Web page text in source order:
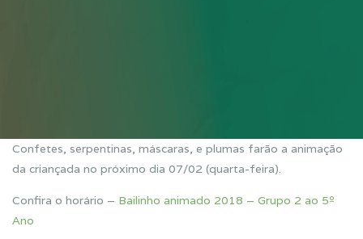
Confetes, serpentinas, máscaras, e plumas farão a animação
da criançada no próximo dia 07/02 (quarta-feira).
Confira o horário – Bailinho animado 2018 – Grupo 2 ao 5º
Ano